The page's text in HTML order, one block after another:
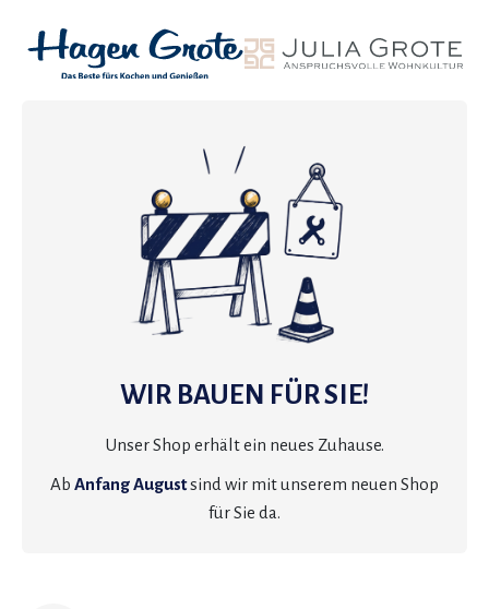
WIR BAUEN FÜR SIE!
Unser Shop erhält ein neues Zuhause.
Ab Anfang Augustsind wir mit unserem neuen Shop
für Sie da.